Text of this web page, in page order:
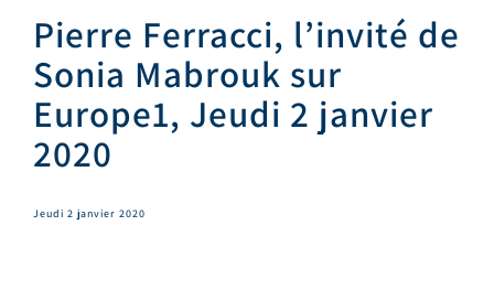
Pierre Ferracci, l’invité de
Sonia Mabrouk sur
Europe1, Jeudi 2 janvier
2020
Jeudi 2 janvier 2020